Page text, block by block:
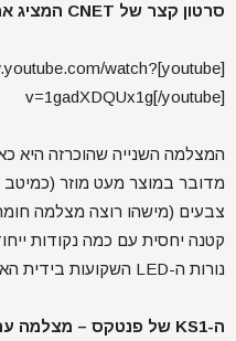
סרטון קצר של CNET המציג את האולימפוס החדשה
www.youtube.com/watch?
v=1gadXDQUx1g[/youtube]
מדובר במוצר מעט מוזר
קטנה יחסית עם כמה נקודות
נורות ה-LED השקועות בידית האחיזה.
ה-KS1 של פנטקס – מצלמה עם תאורת LED